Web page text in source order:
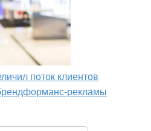
поток клиентов
рекламы